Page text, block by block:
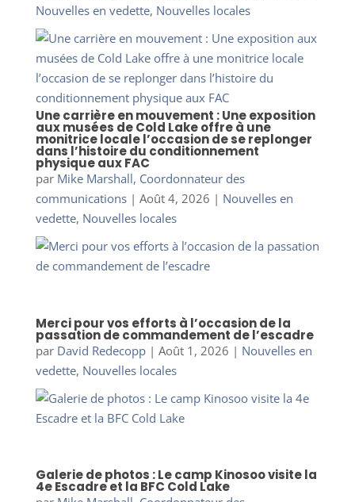
Nouvelles en vedette, Nouvelles locales
Une carrière en mouvement : Une exposition
aux musées de Cold Lake offre à une
monitrice locale l’occasion de se replonger
dans l’histoire du conditionnement
physique aux FAC
par Mike Marshall, Coordonnateur des
communications| Août 4, 2026 | Nouvelles en
vedette, Nouvelles locales
Merci pour vos efforts à l’occasion de la
passation de commandement de l’escadre
par David Redecopp| Août 1, 2026 | Nouvelles en
vedette, Nouvelles locales
Galerie de photos : Le camp Kinosoo visite la
4e Escadre et la BFC Cold Lake